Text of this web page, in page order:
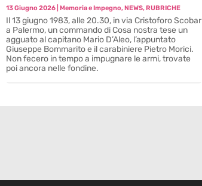
13 Giugno 2026| Memoria e Impegno, NEWS, RUBRICHE
Il 13 giugno 1983, alle 20.30, in via Cristoforo Scobar
a Palermo, un commando di Cosa nostra tese un
agguato al capitano Mario D’Aleo, l’appuntato
Giuseppe Bommarito e il carabiniere Pietro Morici.
Non fecero in tempo a impugnare le armi, trovate
poi ancora nelle fondine.